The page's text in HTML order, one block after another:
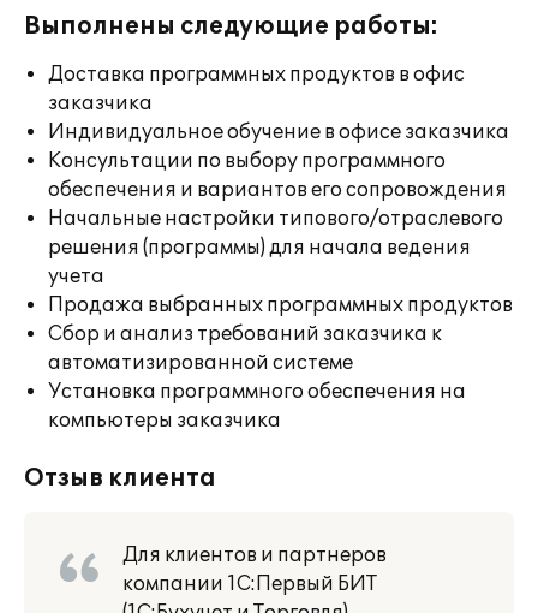
Выполнены следующие работы:
Доставка программных продуктов в офис
заказчика
Индивидуальное обучение в офисе заказчика
Консультации по выбору программного
обеспечения и вариантов его сопровождения
Начальные настройки типового/отраслевого
решения (программы) для начала ведения
учета
Продажа выбранных программных продуктов
Сбор и анализ требований заказчика к
автоматизированной системе
Установка программного обеспечения на
компьютеры заказчика
Отзыв клиента
Для клиентов и партнеров
компании 1С:Первый БИТ